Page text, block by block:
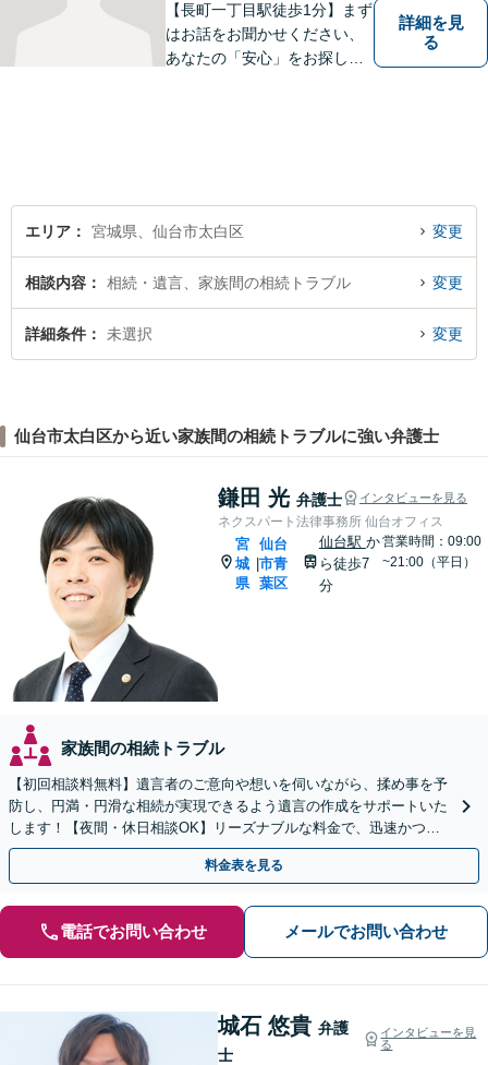
【長町一丁目駅徒歩1分】まず
はお話をお聞かせください、
あなたの「安心」をお探しし
ださい。
詳細を見
る
エリア 宮城県、仙台市太白区 変更
相談内容 相続・遺言、家族間の相続トラブル 変更
詳細条件 未選択 変更
仙台市太白区から近い家族間の相続トラブルに強い弁護士
鎌田 光 弁護士 インタビューを見る
ネクスパート法律事務所 仙台オフィス
宮
城
県
|
仙台
市青
葉区
仙台駅 か
ら徒歩7
分
営業時間：09:00
~21:00（平日）
家族間の相続トラブル
【初回相談料無料】遺言者のご意向や想いを伺いながら、揉め事を予
防し、円満・円滑な相続が実現できるよう遺言の作成をサポートいた
します！【夜間・休日相談OK】リーズナブルな料金で、迅速かつス
ピーディーにまごころを持って対応させて頂きます。
料金表を見る
電話でお問い合わせ メールでお問い合わせ
城石 悠貴 弁護
士
インタビューを見
る